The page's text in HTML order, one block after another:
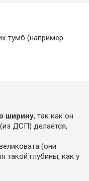
тумб (например
ширину, так как он
ДСП) делается,
(они
такой глубины, как у